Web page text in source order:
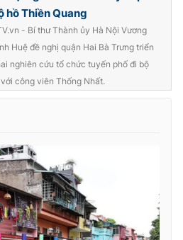
897 897
hồ Thiền Quang
- Bí thư Thành ủy Hà Nội Vương
Huệ đề nghị quận Hai Bà Trưng triển
nghiên cứu tổ chức tuyến phố đi bộ
công viên Thống Nhất.